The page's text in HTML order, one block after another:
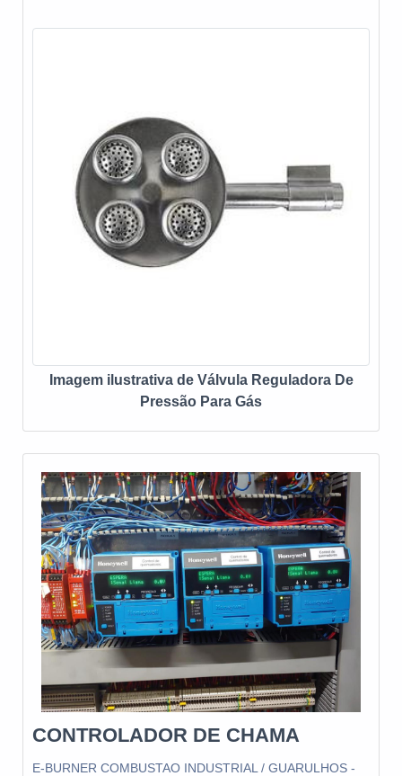
excelente custo-benefício, características simples, mas
responsável quando falamos do segmento de combustão
industrial. O objetivo é garantir a tecnologia e
desenvolvimento no que gera resultado e qualidade para
os clientes.A EMPRESA MAIS QUALIFICADA DO
SEGMENTOSomente na E-Burner Combustão Industrial
existe o que há de melhor em combustão industrial. Os
clientes encontram itens como queimadores de fornos
industriais e assistência técnica em queimadores
do investimento em equipamentos modernos e
profissionais experientes.A E-Burner Combustão
Imagem ilustrativa de Válvula Reguladora De
Pressão Para Gás
CONTROLADOR DE CHAMA
E-BURNER COMBUSTAO INDUSTRIAL / GUARULHOS -